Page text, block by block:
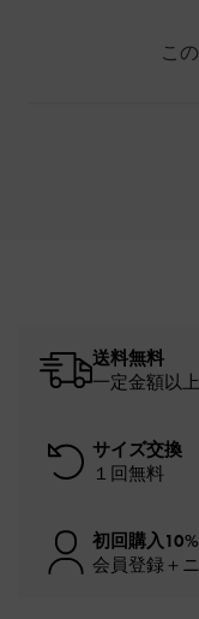
こ
送料無料
一定金額以
サイズ交換
１回無料
初回購入
会員登録＋